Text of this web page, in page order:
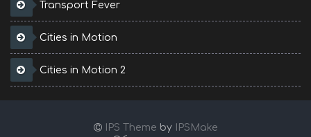
Transport Fever
Cities in Motion
Cities in Motion 2
IPS Theme by
IPSMake